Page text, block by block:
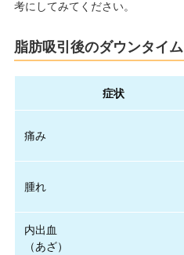
考にしてみてください。
脂肪吸引後のダウンタイム
症状
痛み
腫れ
内出血
（あざ）